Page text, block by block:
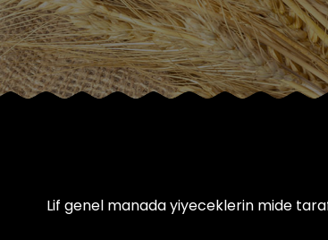
Lif genel manada yiyeceklerin mide